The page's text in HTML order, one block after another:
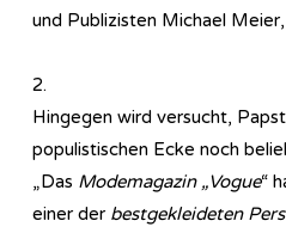
und Publizisten Michael
2.
Hingegen wird versucht,
populistischen Ecke noch
„Das Modemagazin „Vogue“
einer der bestgekleideten